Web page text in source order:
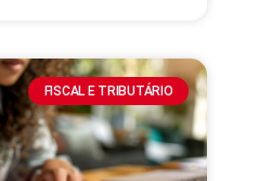
FISCAL E TRIBUTÁRIO